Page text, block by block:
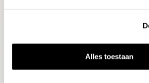
Alles toestaan